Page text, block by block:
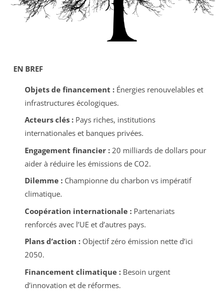
EN BREF
Objets de financement :Énergies renouvelables et
infrastructures écologiques.
Acteurs clés :Pays riches, institutions
internationales et banques privées.
Engagement financier :20 milliards de dollars pour
aider à réduire les émissions de CO2.
Dilemme :Championne du charbon vs impératif
climatique.
Coopération internationale :Partenariats
renforcés avec l’UE et d’autres pays.
Plans d’action :Objectif zéro émission nette d’ici
2050.
Financement climatique :Besoin urgent
d’innovation et de réformes.